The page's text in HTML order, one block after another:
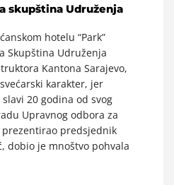
skupština Udruženja
hotelu “Park”
Skupština Udruženja
Kantona Sarajevo,
karakter, jer
20 godina od svog
Upravnog odbora za
predsjednik
dobio je mnoštvo pohvala